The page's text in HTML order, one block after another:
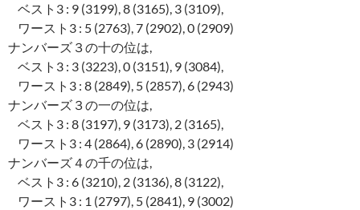
ベスト3 : 9 (3199), 8 (3165), 3 (3109),
ワースト3 : 5 (2763), 7 (2902), 0 (2909)
ナンバーズ３の十の位は,
ベスト3 : 3 (3223), 0 (3151), 9 (3084),
ワースト3 : 8 (2849), 5 (2857), 6 (2943)
ナンバーズ３の一の位は,
ベスト3 : 8 (3197), 9 (3173), 2 (3165),
ワースト3 : 4 (2864), 6 (2890), 3 (2914)
ナンバーズ４の千の位は,
ベスト3 : 6 (3210), 2 (3136), 8 (3122),
ワースト3 : 1 (2797), 5 (2841), 9 (3002)